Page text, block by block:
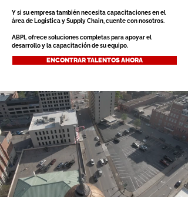
Y si su empresa también necesita capacitaciones en el
área de Logística y Supply Chain, cuente con nosotros.
ABPL ofrece soluciones completas para apoyar el
desarrollo y la capacitación de su equipo.
ENCONTRAR TALENTOS AHORA